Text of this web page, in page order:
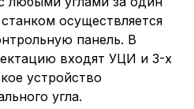
осуществляется
панель. В
входят УЦИ и 3-х
устройство
угла.